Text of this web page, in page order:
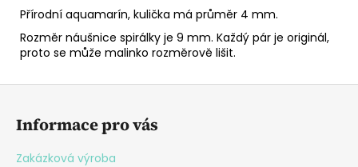
Přírodní aquamarín, kulička má průměr 4 mm.
Rozměr náušnice spirálky je 9 mm. Každý pár je originál,
proto se může malinko rozměrově lišit.
Z
Informace pro vás
Zakázková výroba